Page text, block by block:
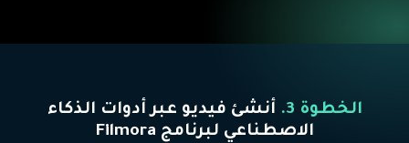
الخطوة 3.
أنشئ فيديو عبر أدوات الذكاء
الاصطناعي لبرنامج Filmora